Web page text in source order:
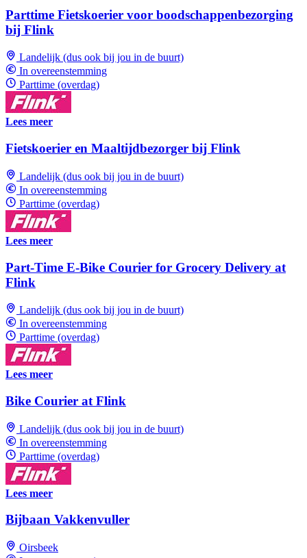
Parttime Fietskoerier voor boodschappenbezorging
bij Flink
Landelijk (dus ook bij jou in de buurt)
In overeenstemming
Parttime (overdag)
Lees meer
Fietskoerier en Maaltijdbezorger bij Flink
Landelijk (dus ook bij jou in de buurt)
In overeenstemming
Parttime (overdag)
Lees meer
Part-Time E-Bike Courier for Grocery Delivery at
Flink
Landelijk (dus ook bij jou in de buurt)
In overeenstemming
Parttime (overdag)
Lees meer
Bike Courier at Flink
Landelijk (dus ook bij jou in de buurt)
In overeenstemming
Parttime (overdag)
Lees meer
Bijbaan Vakkenvuller
Oirsbeek